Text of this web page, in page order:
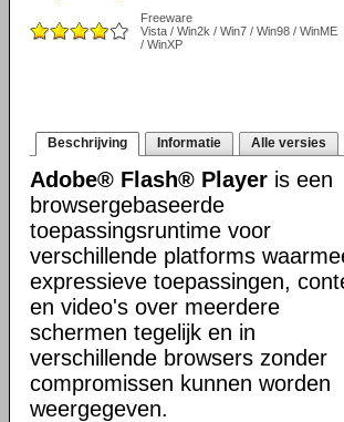
Freeware
Vista / Win2k / Win7 / Win98 / WinME
/ WinXP
Beschrijving Informatie Alle versies
Adobe® Flash® Player is een
browsergebaseerde
toepassingsruntime voor
verschillende platforms
expressieve toepassingen,
en video's over meerdere
schermen tegelijk en in
verschillende browsers zonder
compromissen kunnen worden
weergegeven.